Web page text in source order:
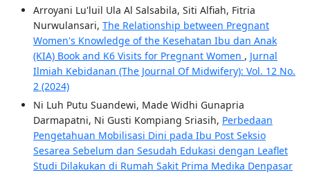
Arroyani Lu'luil Ula Al Salsabila, Siti Alfiah, Fitria
Nurwulansari, The Relationship between Pregnant
Women's Knowledge of the Kesehatan Ibu dan Anak
(KIA) Book and K6 Visits for Pregnant Women , Jurnal
Ilmiah Kebidanan (The Journal Of Midwifery): Vol. 12 No.
2 (2024)
Ni Luh Putu Suandewi, Made Widhi Gunapria
Darmapatni, Ni Gusti Kompiang Sriasih, Perbedaan
Pengetahuan Mobilisasi Dini pada Ibu Post Seksio
Sesarea Sebelum dan Sesudah Edukasi dengan Leaflet
Studi Dilakukan di Rumah Sakit Prima Medika Denpasar